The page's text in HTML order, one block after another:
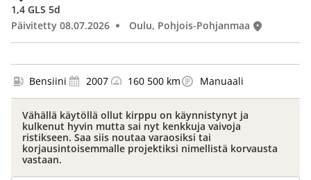
1,4 GLS 5d
Päivitetty 08.07.2026
Oulu, Pohjois-Pohjanmaa
Bensiini 2007 160 500 km Manuaali
Vähällä käytöllä ollut kirppu on käynnistynyt ja
kulkenut hyvin mutta sai nyt kenkkuja vaivoja
ristikseen. Saa siis noutaa varaosiksi tai
korjausintoisemmalle projektiksi nimellistä korvausta
vastaan.